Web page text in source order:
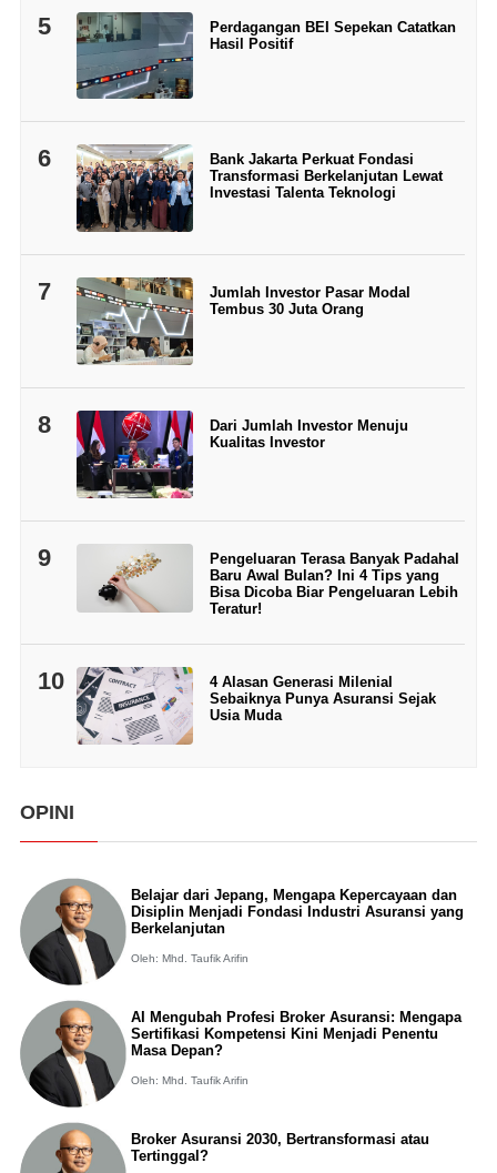
5
Perdagangan BEI Sepekan Catatkan
Hasil Positif
6
Bank Jakarta Perkuat Fondasi
Transformasi Berkelanjutan Lewat
Investasi Talenta Teknologi
7
Jumlah Investor Pasar Modal
Tembus 30 Juta Orang
8
Dari Jumlah Investor Menuju
Kualitas Investor
9
Pengeluaran Terasa Banyak Padahal
Baru Awal Bulan? Ini 4 Tips yang
Bisa Dicoba Biar Pengeluaran Lebih
Teratur!
10
4 Alasan Generasi Milenial
Sebaiknya Punya Asuransi Sejak
Usia Muda
OPINI
Belajar dari Jepang, Mengapa Kepercayaan dan
Disiplin Menjadi Fondasi Industri Asuransi yang
Berkelanjutan
Oleh: Mhd. Taufik Arifin
AI Mengubah Profesi Broker Asuransi: Mengapa
Sertifikasi Kompetensi Kini Menjadi Penentu
Masa Depan?
Oleh: Mhd. Taufik Arifin
Broker Asuransi 2030, Bertransformasi atau
Tertinggal?